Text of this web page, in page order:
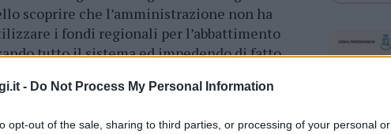
- Do Not Process My Personal Information
opt-out of the sale, sharing to third parties, or processing of your personal or
scoprire che l’amministrazione non ha
i fondi regionali per l’abbattimento
tutto il sistema ed impedendo di fatto
gli sconti. Proseguire con la politica
sia per l’economia locale che per la
al passo”.